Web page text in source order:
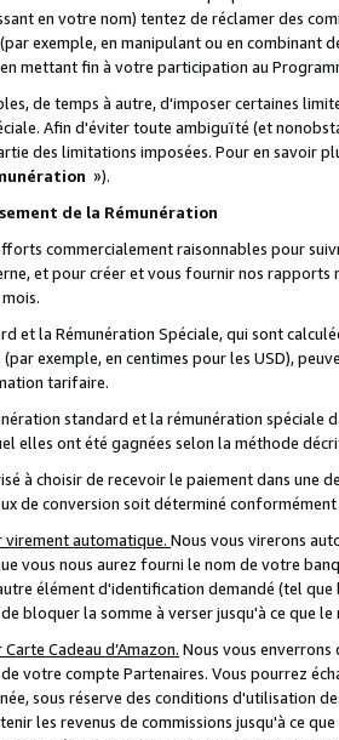
en votre nom) tentez de réclamer des
exemple, en manipulant ou en combinant
mettant fin à votre participation au
de temps à autre, d'imposer certaines
Afin d'éviter toute ambiguïté (et
des limitations imposées. Pour en savoir
»).
de la Rémunération
commercialement raisonnables pour
et pour créer et vous fournir nos
et la Rémunération Spéciale, qui sont
exemple, en centimes pour les USD),
tarifaire.
standard et la rémunération spéciale
elles ont été gagnées selon la méthode
à choisir de recevoir le paiement dans une
de conversion soit déterminé
virement automatique. Nous vous virerons
vous nous aurez fourni le nom de votre
élément d'identification demandé (tel que
bloquer la somme à verser jusqu'à ce que
Cadeau d’Amazon. Nous vous
votre compte Partenaires. Vous pourrez
sous réserve des conditions d'utilisation
les revenus de commissions jusqu'à ce